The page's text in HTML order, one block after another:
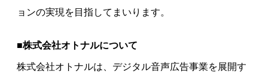
ョンの実現を目指してまいります。
■株式会社オトナルについて
株式会社オトナルは、デジタル音声広告事業を展開す